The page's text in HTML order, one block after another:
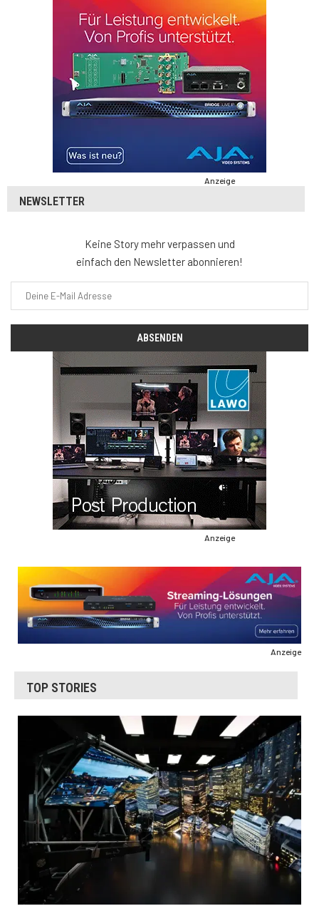
Anzeige
NEWSLETTER
Keine Story mehr verpassen und
einfach den Newsletter abonnieren!
Anzeige
Anzeige
TOP STORIES